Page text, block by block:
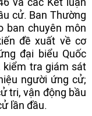
cử. Ban Thường
ban chuyên môn
đề xuất về cơ
đại biểu Quốc
kiểm tra giám sát
người ứng cử;
tri, vận động bầu
lần đầu.